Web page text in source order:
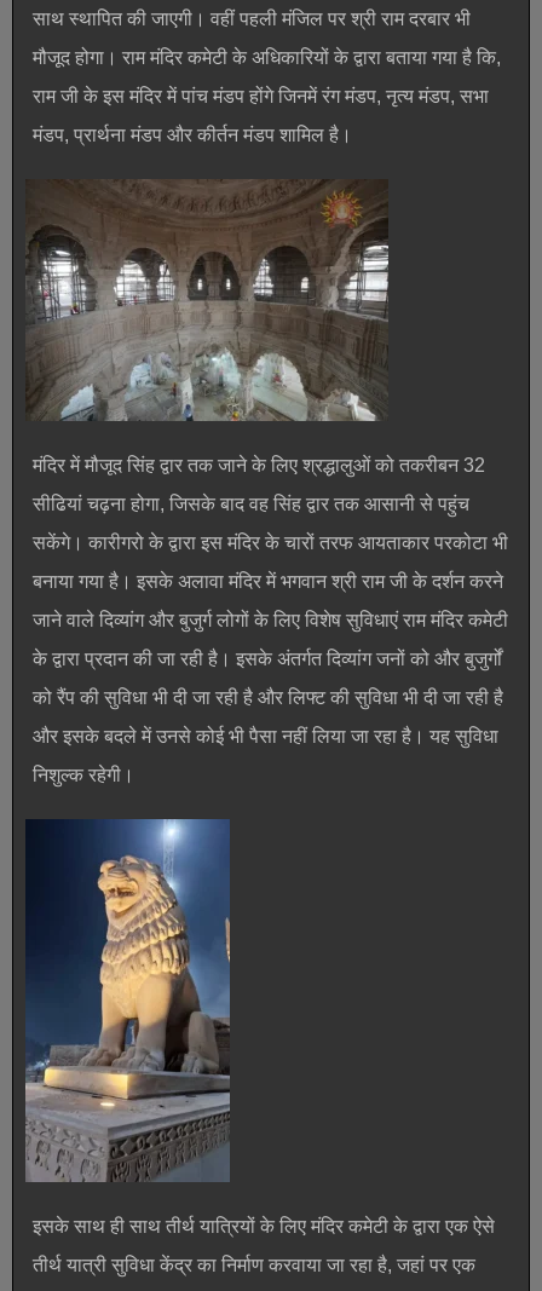
साथ स्थापित की जाएगी। वहीं पहली मंजिल पर श्री राम दरबार भी
मौजूद होगा। राम मंदिर कमेटी के अधिकारियों के द्वारा बताया गया है कि,
राम जी के इस मंदिर में पांच मंडप होंगे जिनमें रंग मंडप, नृत्य मंडप, सभा
मंडप, प्रार्थना मंडप और कीर्तन मंडप शामिल है।
मंदिर में मौजूद सिंह द्वार तक जाने के लिए श्रद्धालुओं को तकरीबन 32
सीढियां चढ़ना होगा, जिसके बाद वह सिंह द्वार तक आसानी से पहुंच
सकेंगे। कारीगरो के द्वारा इस मंदिर के चारों तरफ आयताकार परकोटा भी
बनाया गया है। इसके अलावा मंदिर में भगवान श्री राम जी के दर्शन करने
जाने वाले दिव्यांग और बुजुर्ग लोगों के लिए विशेष सुविधाएं राम मंदिर कमेटी
के द्वारा प्रदान की जा रही है। इसके अंतर्गत दिव्यांग जनों को और बुजुर्गों
को रैंप की सुविधा भी दी जा रही है और लिफ्ट की सुविधा भी दी जा रही है
और इसके बदले में उनसे कोई भी पैसा नहीं लिया जा रहा है। यह सुविधा
निशुल्क रहेगी।
इसके साथ ही साथ तीर्थ यात्रियों के लिए मंदिर कमेटी के द्वारा एक ऐसे
तीर्थ यात्री सुविधा केंद्र का निर्माण करवाया जा रहा है, जहां पर एक